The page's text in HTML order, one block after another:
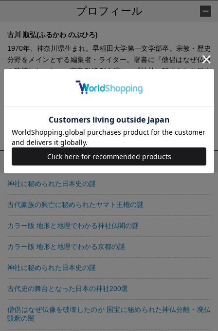
プロフィール
古川 順弘(ふるかわ のぶひろ)
1970年、神奈川県生まれ。早稲田大学第一文学部卒。宗教・歴史
分野をメインとする編集者・ライター。著書に『僧侶はなぜ仏像
を破壊したのか』（宝島SUGOI文庫）、『神社に秘められた日本
史の謎』（新谷尚紀監修、宝島SUGOI文庫）、『宝と夢と幻と ソ
ロモンの秘宝を追いつづけた男、宮中要春の残影』（西田茂雄写
真、国書刊行会）、『京都古社に隠された歴史の謎』（ウェッ
ジ）、『紫式部と源氏物語の謎55』（PHP文庫）、『人物でわか
る日本書紀』（山川出版社）などがある。
古川 順弘の他の作品
神社に秘められた日本史の謎
古代豪族の興亡に秘められたヤマト王権の謎
カラー版 地形と地理でわかる神社仏閣の謎
カラー版 地形と地理でわかる京都の謎
神社に秘められた日本史の謎
古代史の舞台となった日本の神社200選
僧侶はなぜ仏像を破壊したのか 国宝に秘められた神仏分離・廃仏
毀釈の闇